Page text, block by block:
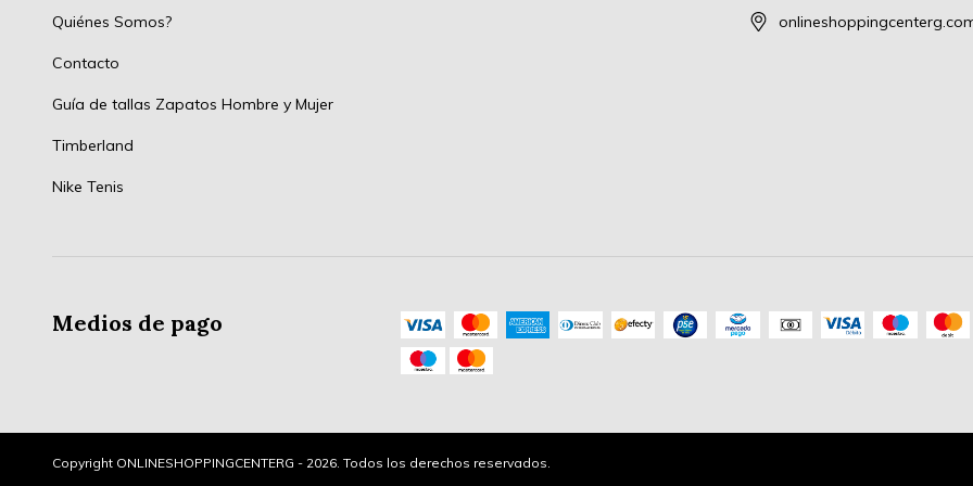
Quiénes Somos?
Contacto
Guía de tallas Zapatos Hombre y Mujer
Timberland
Nike Tenis
Medios de pago
Copyright ONLINESHOPPINGCENTERG - 2026. Todos los derechos reservados.